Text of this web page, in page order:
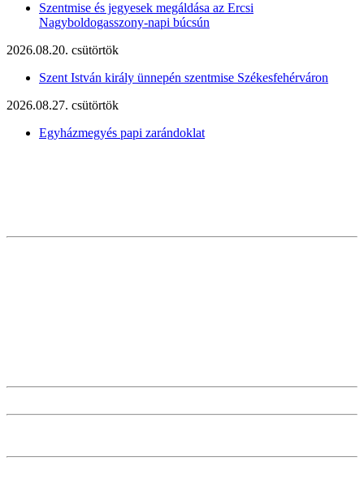
Szentmise és jegyesek megáldása az Ercsi
Nagyboldogasszony-napi búcsún
2026.08.20. csütörtök
Szent István király ünnepén szentmise Székesfehérváron
2026.08.27. csütörtök
Egyházmegyés papi zarándoklat